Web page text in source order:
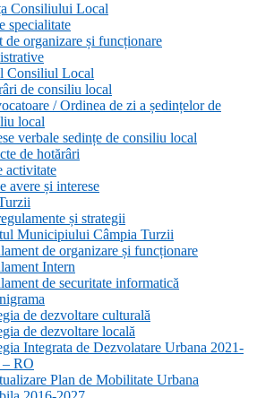
Consiliului Local
specialitate
de organizare și funcționare
Consiliul Local
de consiliu local
/ Ordinea de zi a ședințelor de
local
verbale sedințe de consiliu local
de hotărâri
activitate
avere și interese
și strategii
Municipiului Câmpia Turzii
de organizare și funcționare
Intern
de securitate informatică
de dezvoltare culturală
de dezvoltare locală
Integrata de Dezvolatare Urbana 2021-
– RO
Plan de Mobilitate Urbana